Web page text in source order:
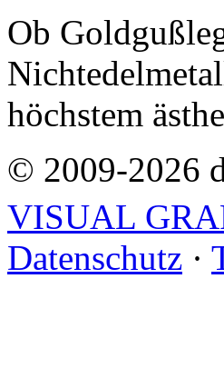
Ob
höchstem
© 2009-2026
VISUAL
Datenschutz ·